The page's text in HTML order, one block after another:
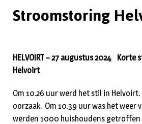
Stroomstoring
HELVOIRT – 27 augustus 2024
Helvoirt
Om 10.26 uur werd het stil in
oorzaak. Om 10.39 uur was het weer
werden 1000 huishoudens getroffen